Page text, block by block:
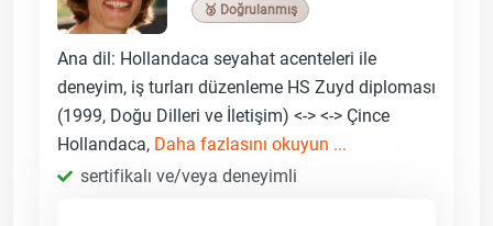
🥉 Doğrulanmış
Ana dil: Hollandaca seyahat acenteleri ile
deneyim, iş turları düzenleme HS Zuyd diploması
(1999, Doğu Dilleri ve İletişim) <-> <-> Çince
Hollandaca, Daha fazlasını okuyun ...
sertifikalı ve/veya deneyimli